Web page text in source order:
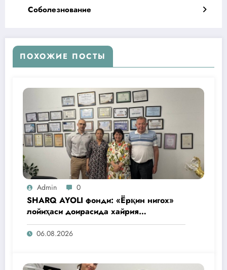
Соболезнование
ПОХОЖИЕ ПОСТЫ
Admin 0
SHARQ AYOLI фонди: «Ёрқин нигох»
лойиҳаси доирасида хайрия
операциялари ўтказилади
06.08.2026